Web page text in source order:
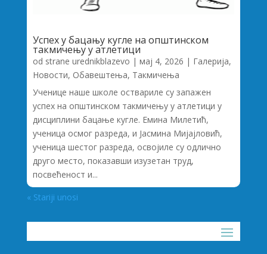
Успех у бацању кугле на општинском
такмичењу у атлетици
od strane urednikblazevo | мај 4, 2026 | Галерија,
Новости, Обавештења, Такмичења
Ученице наше школе оствариле су запажен
успех на општинском такмичењу у атлетици у
дисциплини бацање кугле. Емина Милетић,
ученица осмог разреда, и Јасмина Мијајловић,
ученица шестог разреда, освојиле су одлично
друго место, показавши изузетан труд,
посвећеност и...
« Stariji unosi